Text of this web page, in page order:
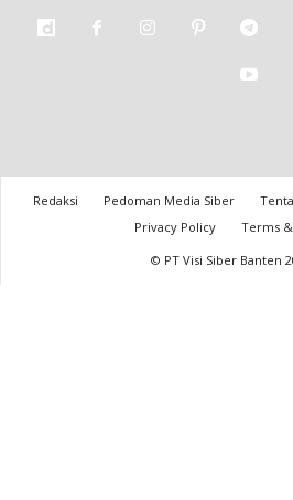
Redaksi Pedoman Media Siber
Privacy Policy
Terms
© PT Visi Siber Banten